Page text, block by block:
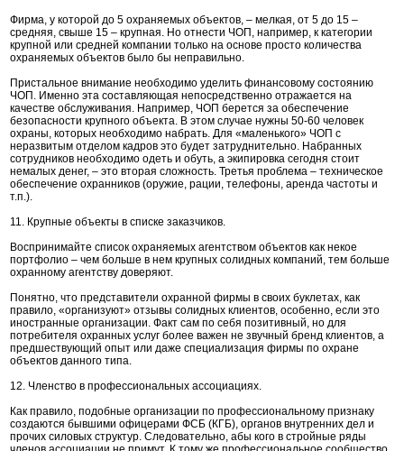
Фирма, у которой до 5 охраняемых объектов, – мелкая, от 5 до 15 –
средняя, свыше 15 – крупная. Но отнести ЧОП, например, к категории
крупной или средней компании только на основе просто количества
охраняемых объектов было бы неправильно.
Пристальное внимание необходимо уделить финансовому состоянию
ЧОП. Именно эта составляющая непосредственно отражается на
качестве обслуживания. Например, ЧОП берется за обеспечение
безопасности крупного объекта. В этом случае нужны 50-60 человек
охраны, которых необходимо набрать. Для «маленького» ЧОП с
неразвитым отделом кадров это будет затруднительно. Набранных
сотрудников необходимо одеть и обуть, а экипировка сегодня стоит
немалых денег, – это вторая сложность. Третья проблема – техническое
обеспечение охранников (оружие, рации, телефоны, аренда частоты и
т.п.).
11. Крупные объекты в списке заказчиков.
Воспринимайте список охраняемых агентством объектов как некое
портфолио – чем больше в нем крупных солидных компаний, тем больше
охранному агентству доверяют.
Понятно, что представители охранной фирмы в своих буклетах, как
правило, «организуют» отзывы солидных клиентов, особенно, если это
иностранные организации. Факт сам по себя позитивный, но для
потребителя охранных услуг более важен не звучный бренд клиентов, а
предшествующий опыт или даже специализация фирмы по охране
объектов данного типа.
12. Членство в профессиональных ассоциациях.
Как правило, подобные организации по профессиональному признаку
создаются бывшими офицерами ФСБ (КГБ), органов внутренних дел и
прочих силовых структур. Следовательно, абы кого в стройные ряды